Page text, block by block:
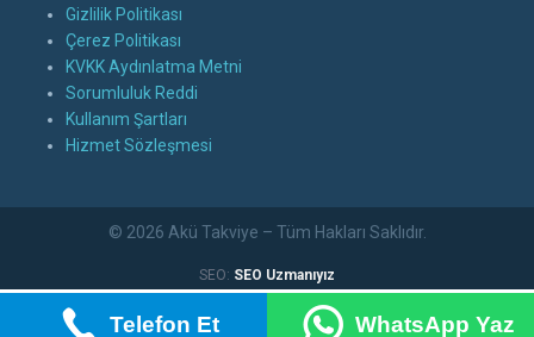
Gizlilik Politikası
Çerez Politikası
KVKK Aydınlatma Metni
Sorumluluk Reddi
Kullanım Şartları
Hizmet Sözleşmesi
© 2026 Akü Takviye – Tüm Hakları Saklıdır.
SEO: SEO Uzmanıyız
Telefon Et WhatsApp Yaz